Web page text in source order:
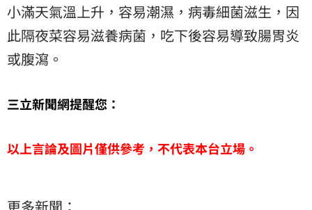
小滿天氣溫上升，容易潮濕，病毒細菌滋生，因
此隔夜菜容易滋養病菌，吃下後容易導致腸胃炎
或腹瀉。
三立新聞網提醒您：
以上言論及圖片僅供參考，不代表本台立場。